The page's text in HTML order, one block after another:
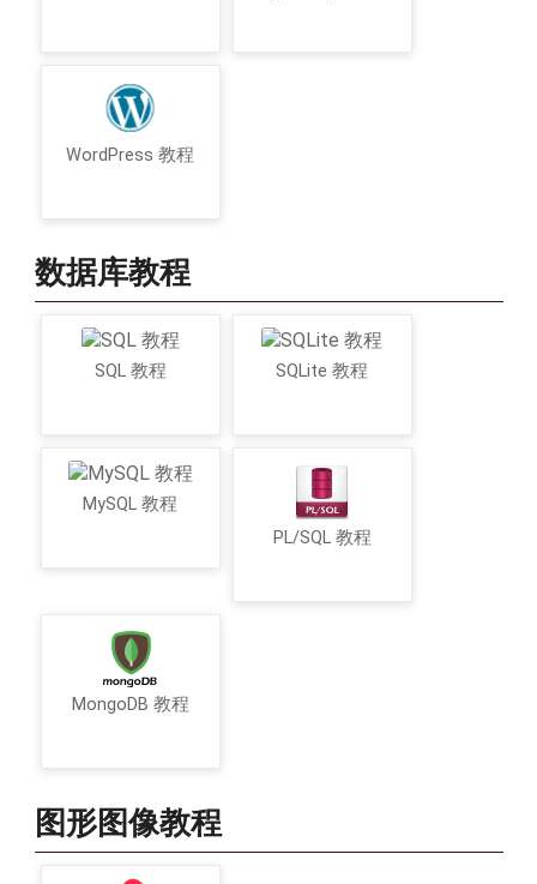
WordPress 教程
数据库教程
SQL 教程 SQLite 教程
MySQL 教程
PL/SQL 教程
MongoDB 教程
图形图像教程